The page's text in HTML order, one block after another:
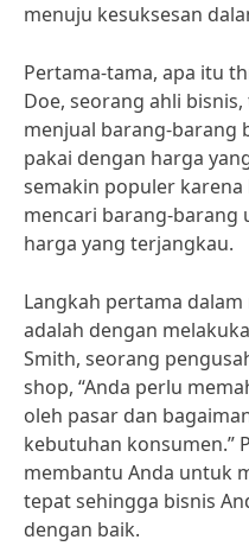
menuju kesuksesan
Pertama-tama, apa itu
Doe, seorang ahli
menjual barang-barang
pakai dengan harga
semakin populer
mencari barang-barang
harga yang terjangkau.
Langkah pertama
adalah dengan
Smith, seorang
shop, “Anda perlu
oleh pasar dan
kebutuhan konsumen.”
membantu Anda untuk
tepat sehingga bisnis
dengan baik.